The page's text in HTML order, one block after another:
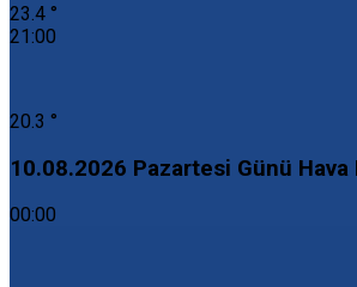
23.4 °
21:00
20.3 °
10.08.2026 Pazartesi Günü Hava
00:00